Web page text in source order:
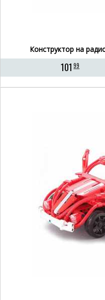
Конструктор на
101 99